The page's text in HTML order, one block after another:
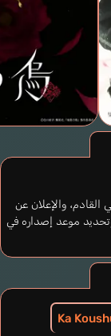
القادم، والإعلان عن
موعد إصداره في
Ka